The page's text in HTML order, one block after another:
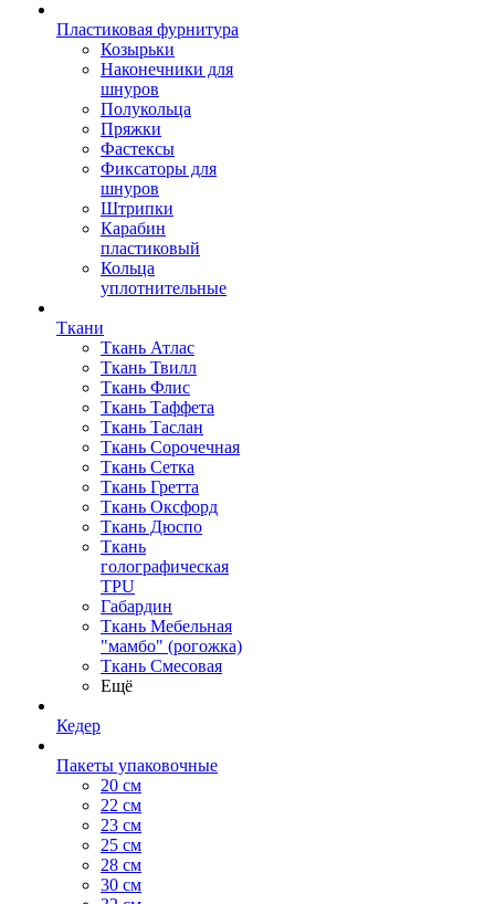
Пластиковая фурнитура
Козырьки
Наконечники для
шнуров
Полукольца
Пряжки
Фастексы
Фиксаторы для
шнуров
Штрипки
Карабин
пластиковый
Кольца
уплотнительные
Ткани
Ткань Атлас
Ткань Твилл
Ткань Флис
Ткань Таффета
Ткань Таслан
Ткань Сорочечная
Ткань Сетка
Ткань Гретта
Ткань Оксфорд
Ткань Дюспо
Ткань
голографическая
TPU
Габардин
Ткань Мебельная
"мамбо" (рогожка)
Ткань Смесовая
Ещё
Кедер
Пакеты упаковочные
20 см
22 см
23 см
25 см
28 см
30 см